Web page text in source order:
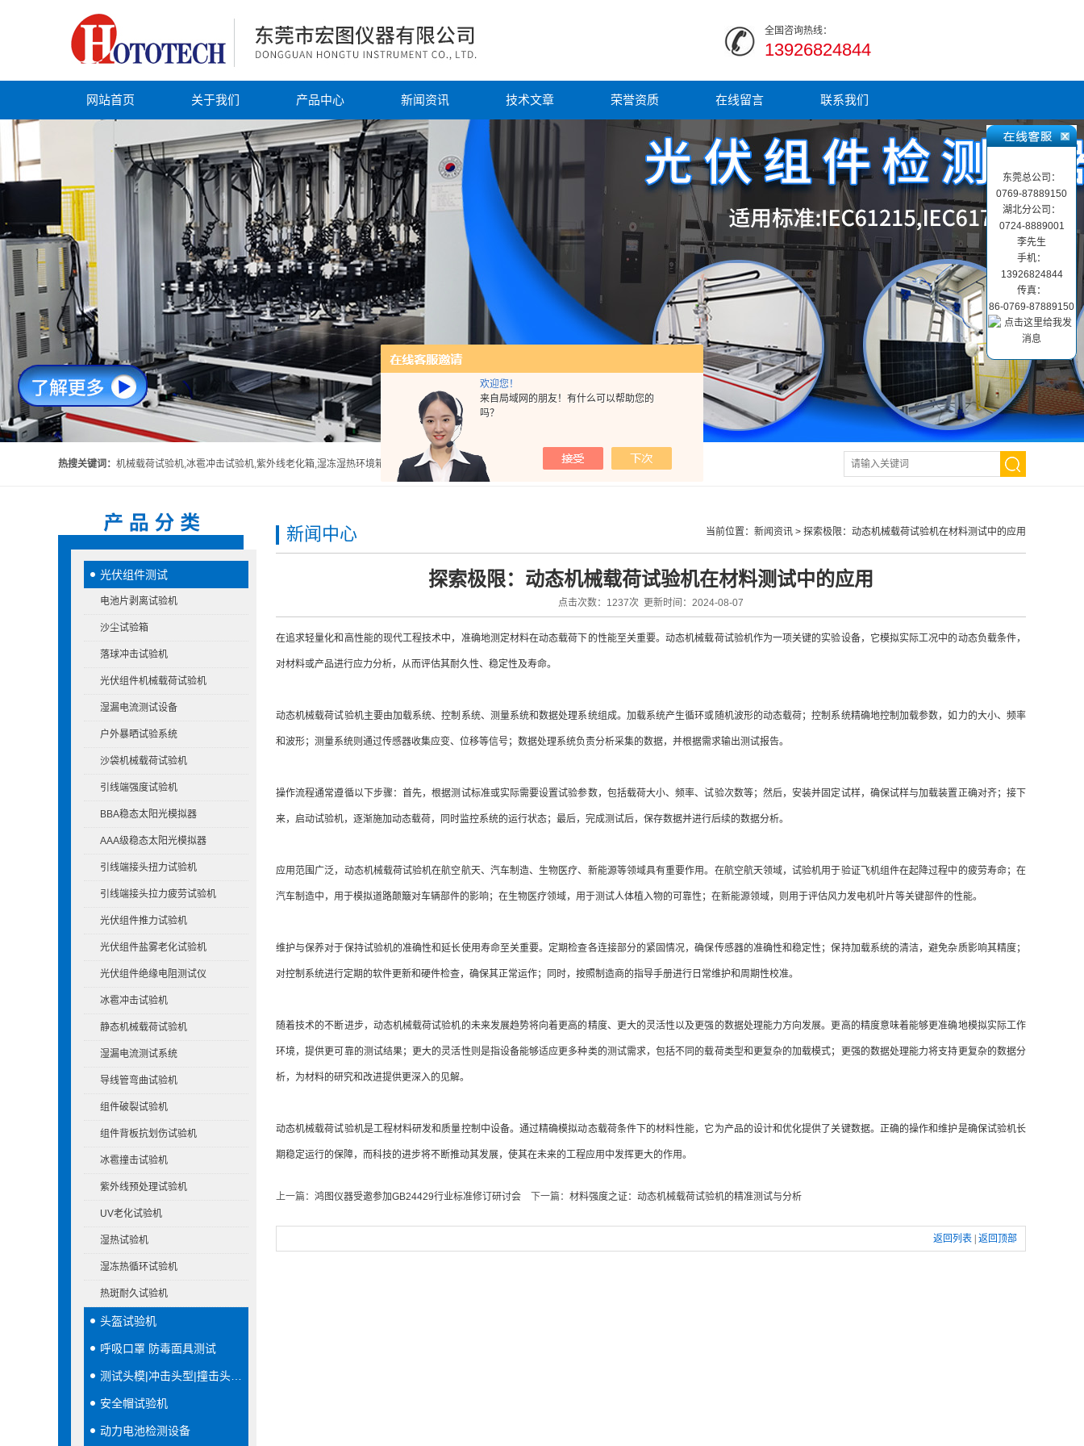
欢迎您！
来自局域网的朋友！有什么可以帮助您的
吗？
全国咨询热线：
13926824844
网站首页 关于我们 产品中心 新闻资讯 技术文章 荣誉资质 在线留言 联系我们
热搜关键词： 机械载荷试验机,冰雹冲击试验机,紫外线老化箱,湿冻湿热环境箱,头盔吸收碰撞能量性能试验机,头盔固定装置稳定试验机,头盔佩戴装置强度试验机,头盔刚度性能试验机,呼吸口罩气密性试验机,呼吸口罩阻力试验机 |
光伏组件测试
电池片剥离试验机
沙尘试验箱
落球冲击试验机
光伏组件机械载荷试验机
湿漏电流测试设备
户外暴晒试验系统
沙袋机械载荷试验机
引线端强度试验机
BBA稳态太阳光模拟器
AAA级稳态太阳光模拟器
引线端接头扭力试验机
引线端接头拉力疲劳试验机
光伏组件推力试验机
光伏组件盐雾老化试验机
光伏组件绝缘电阻测试仪
冰雹冲击试验机
静态机械载荷试验机
湿漏电流测试系统
导线管弯曲试验机
组件破裂试验机
组件背板抗划伤试验机
冰雹撞击试验机
紫外线预处理试验机
UV老化试验机
湿热试验机
湿冻热循环试验机
热斑耐久试验机
头盔试验机
呼吸口罩 防毒面具测试
安全帽试验机
动力电池检测设备
当前位置： 新闻资讯 > 探索极限：动态机械载荷试验机在材料测试中的应用
新闻中心
探索极限：动态机械载荷试验机在材料测试中的应用
点击次数：1237次 更新时间：2024-08-07
在追求轻量化和高性能的现代工程技术中，准确地测定材料在动态载荷下的性能至关重要。动态机械载荷试验机作为一项关键的实验设备，它模拟实际工况中的动态负载条件，
对材料或产品进行应力分析，从而评估其耐久性、稳定性及寿命。
动态机械载荷试验机主要由加载系统、控制系统、测量系统和数据处理系统组成。加载系统产生循环或随机波形的动态载荷；控制系统精确地控制加载参数，如力的大小、频率
和波形；测量系统则通过传感器收集应变、位移等信号；数据处理系统负责分析采集的数据，并根据需求输出测试报告。
操作流程通常遵循以下步骤：首先，根据测试标准或实际需要设置试验参数，包括载荷大小、频率、试验次数等；然后，安装并固定试样，确保试样与加载装置正确对齐；接下
来，启动试验机，逐渐施加动态载荷，同时监控系统的运行状态；最后，完成测试后，保存数据并进行后续的数据分析。
应用范围广泛，动态机械载荷试验机在航空航天、汽车制造、生物医疗、新能源等领域具有重要作用。在航空航天领域，试验机用于验证飞机组件在起降过程中的疲劳寿命；在
汽车制造中，用于模拟道路颠簸对车辆部件的影响；在生物医疗领域，用于测试人体植入物的可靠性；在新能源领域，则用于评估风力发电机叶片等关键部件的性能。
维护与保养对于保持试验机的准确性和延长使用寿命至关重要。定期检查各连接部分的紧固情况，确保传感器的准确性和稳定性；保持加载系统的清洁，避免杂质影响其精度；
对控制系统进行定期的软件更新和硬件检查，确保其正常运作；同时，按照制造商的指导手册进行日常维护和周期性校准。
随着技术的不断进步，动态机械载荷试验机的未来发展趋势将向着更高的精度、更大的灵活性以及更强的数据处理能力方向发展。更高的精度意味着能够更准确地模拟实际工作
环境，提供更可靠的测试结果；更大的灵活性则是指设备能够适应更多种类的测试需求，包括不同的载荷类型和更复杂的加载模式；更强的数据处理能力将支持更复杂的数据分
析，为材料的研究和改进提供更深入的见解。
动态机械载荷试验机是工程材料研发和质量控制中设备。通过精确模拟动态载荷条件下的材料性能，它为产品的设计和优化提供了关键数据。正确的操作和维护是确保试验机长
期稳定运行的保障，而科技的进步将不断推动其发展，使其在未来的工程应用中发挥更大的作用。
上一篇： 鸿图仪器受邀参加GB24429行业标准修订研讨会 下一篇： 材料强度之证：动态机械载荷试验机的精准测试与分析
返回列表 返回顶部
东莞总公司：
0769-87889150
湖北分公司：
0724-8889001
李先生
手机：
13926824844
传真：
86-0769-87889150